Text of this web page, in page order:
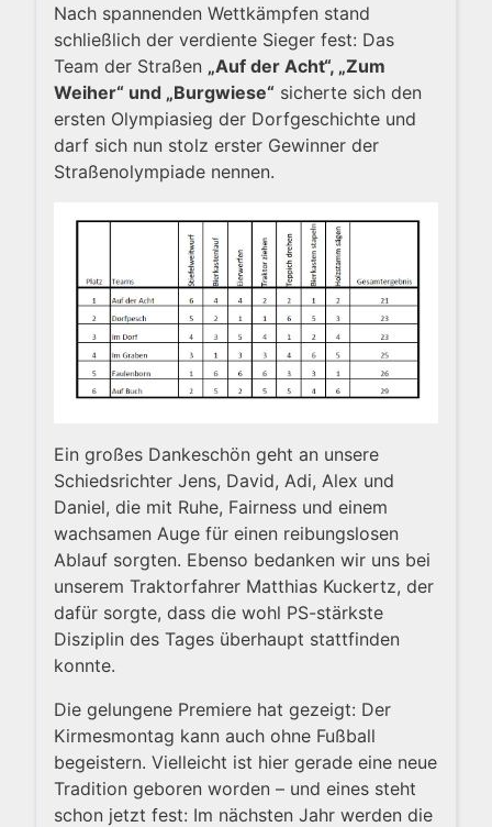
Nach spannenden Wettkämpfen stand
schließlich der verdiente Sieger fest: Das
Team der Straßen „Auf der Acht“, „Zum
Weiher“ und „Burgwiese“ sicherte sich den
ersten Olympiasieg der Dorfgeschichte und
darf sich nun stolz erster Gewinner der
Straßenolympiade nennen.
Ein großes Dankeschön geht an unsere
Schiedsrichter Jens, David, Adi, Alex und
Daniel, die mit Ruhe, Fairness und einem
wachsamen Auge für einen reibungslosen
Ablauf sorgten. Ebenso bedanken wir uns bei
unserem Traktorfahrer Matthias Kuckertz, der
dafür sorgte, dass die wohl PS-stärkste
Disziplin des Tages überhaupt stattfinden
konnte.
Die gelungene Premiere hat gezeigt: Der
Kirmesmontag kann auch ohne Fußball
begeistern. Vielleicht ist hier gerade eine neue
Tradition geboren worden – und eines steht
schon jetzt fest: Im nächsten Jahr werden die